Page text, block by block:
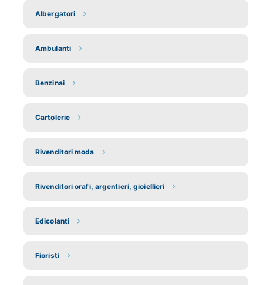
Albergatori
Ambulanti
Benzinai
Cartolerie
Rivenditori moda
Rivenditori orafi, argentieri, gioiellieri
Edicolanti
Fioristi